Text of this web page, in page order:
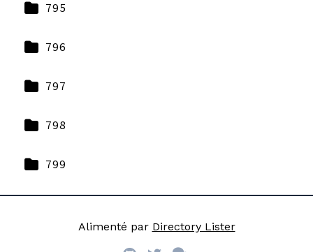
795
796
797
798
799
Alimenté par Directory Lister